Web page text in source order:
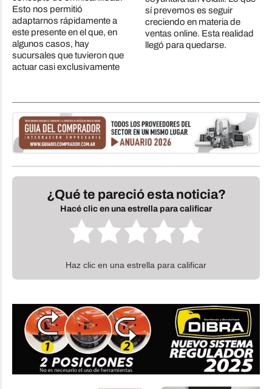
Esto nos permitió
adaptarnos rápidamente a
este presente en el que, en
algunos casos, hay
sucursales que tuvieron que
actuar casi exclusivamente
sí prevemos es seguir
creciendo en materia de
ventas online. Esta realidad
llegó para quedarse.
¿Qué te pareció esta noticia?
Hacé clic en una estrella para calificar
Haz clic en una estrella para calificar